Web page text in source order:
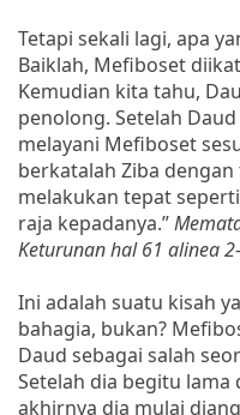
Tetapi sekali lagi, apa
Baiklah, Mefiboset
Kemudian kita tahu,
penolong. Setelah
melayani Mefiboset
berkatalah Ziba
melakukan tepat
raja kepadanya.”
Keturunan hal 61 alinea
Ini adalah suatu kisah
bahagia, bukan?
Daud sebagai salah
Setelah dia begitu
akhirnya dia mulai